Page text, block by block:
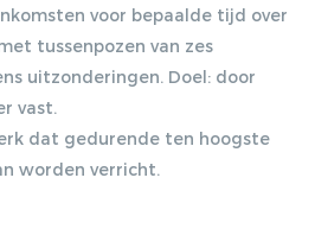
voor bepaalde tijd over
tussenpozen van zes
uitzonderingen. Doel: door
vast.
dat gedurende ten hoogste
worden verricht.